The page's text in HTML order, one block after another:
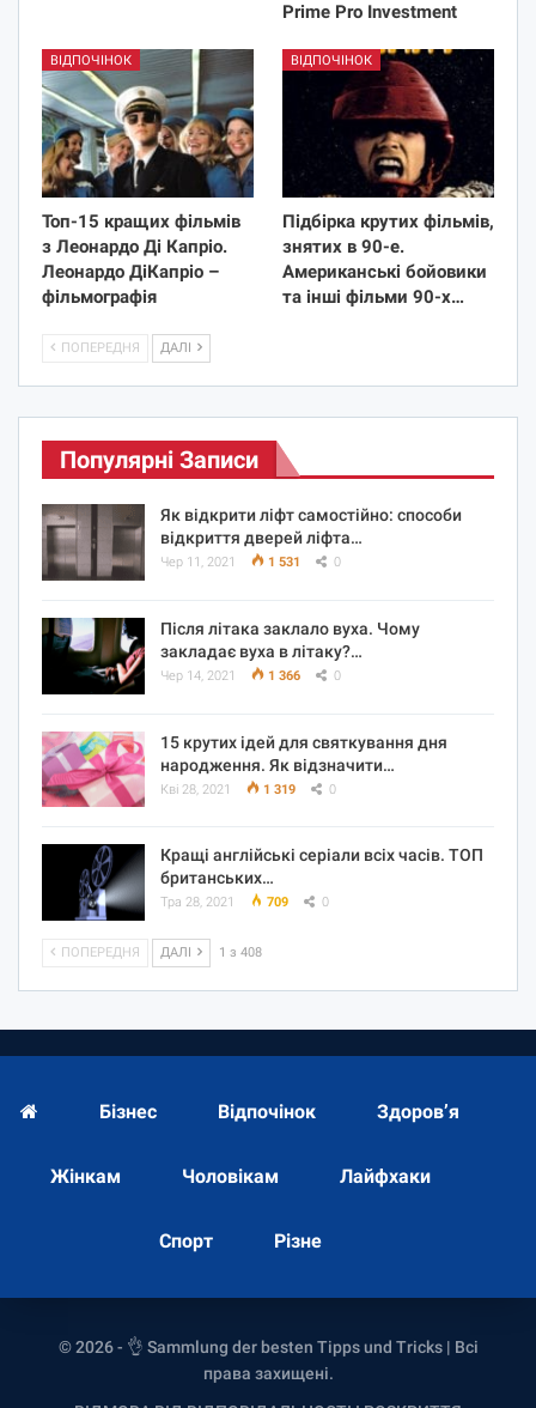
Prime Pro Investment
ВІДПОЧІНОК
Топ-15 кращих фільмів
з Леонардо Ді Капріо.
Леонардо ДіКапріо –
фільмографія
ВІДПОЧІНОК
Підбірка крутих фільмів,
знятих в 90-е.
Американські бойовики
та інші фільми 90-х…
ПОПЕРЕДНЯ ДАЛІ
Популярні Записи
Як відкрити ліфт самостійно: способи
відкриття дверей ліфта…
Чер 11, 2021 1 531 0
Після літака заклало вуха. Чому
закладає вуха в літаку?…
Чер 14, 2021 1 366 0
15 крутих ідей для святкування дня
народження. Як відзначити…
Кві 28, 2021 1 319 0
Кращі англійські серіали всіх часів. ТОП
британських…
Тра 28, 2021 709 0
ПОПЕРЕДНЯ ДАЛІ 1 з 408
Бізнес Відпочінок Здоров’я
Жінкам Чоловікам Лайфхаки
Спорт Різне
© 2026 - 👌 Sammlung der besten Tipps und Tricks | Всі
права захищені.